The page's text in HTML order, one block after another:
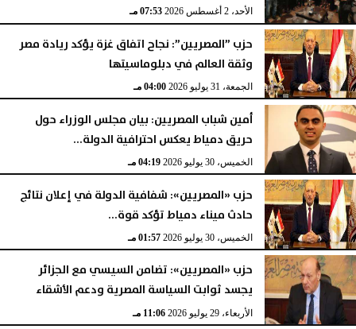
الأحد، 2 أغسطس 2026 07:53 مـ
حزب ”المصريين”: نجاح اتفاق غزة يؤكد ريادة مصر
وثقة العالم في دبلوماسيتها
الجمعة، 31 يوليو 2026 04:00 مـ
أمين شباب المصريين: بيان مجلس الوزراء حول
حريق دمياط يعكس احترافية الدولة...
الخميس، 30 يوليو 2026 04:19 مـ
حزب «المصريين»: شفافية الدولة في إعلان نتائج
حادث ميناء دمياط تؤكد قوة...
الخميس، 30 يوليو 2026 01:57 مـ
حزب «المصريين»: تضامن السيسي مع الجزائر
يجسد ثوابت السياسة المصرية ودعم الأشقاء
الأربعاء، 29 يوليو 2026 11:06 مـ